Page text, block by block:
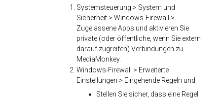
Systemsteuerung > System und
Sicherheit > Windows-Firewall >
Zugelassene Apps und aktivieren Sie
private (oder öffentliche, wenn Sie extern
darauf zugreifen) Verbindungen zu
MediaMonkey.
Windows-Firewall > Erweiterte
Einstellungen > Eingehende Regeln und
Stellen Sie sicher, dass eine Regel